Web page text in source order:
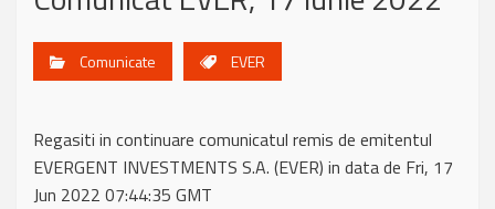
Comunicate EVER
Regasiti in continuare comunicatul remis de emitentul
EVERGENT INVESTMENTS S.A. (EVER) in data de Fri, 17
Jun 2022 07:44:35 GMT